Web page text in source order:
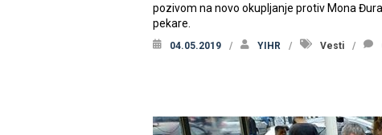
pozivom na novo okupljanje protiv Mona
pekare.
04.05.2019 YIHR Vesti